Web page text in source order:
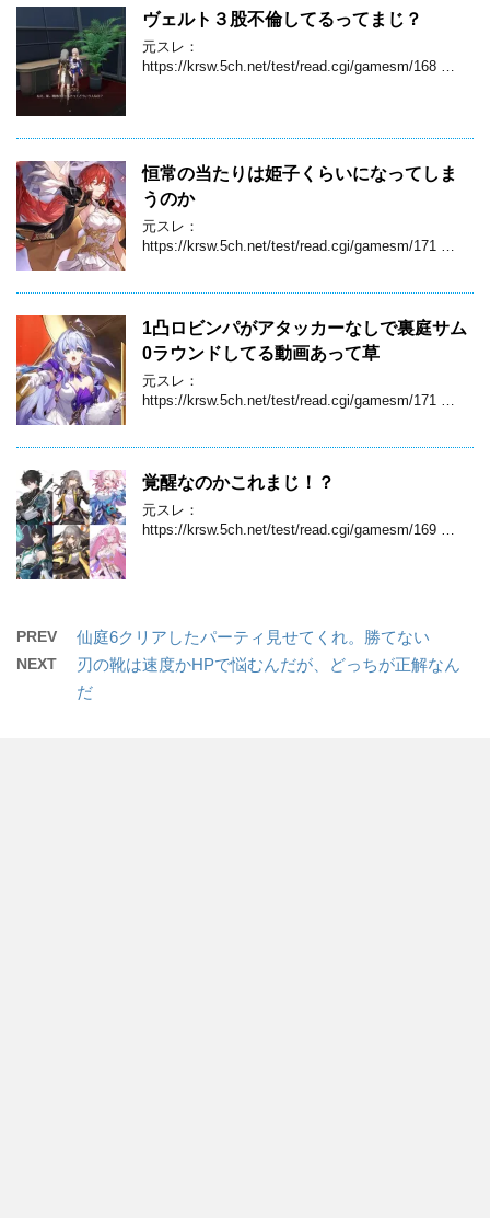
ヴェルト３股不倫してるってまじ？
元スレ：
https://krsw.5ch.net/test/read.cgi/gamesm/168 …
恒常の当たりは姫子くらいになってしま
うのか
元スレ：
https://krsw.5ch.net/test/read.cgi/gamesm/171 …
1凸ロビンパがアタッカーなしで裏庭サム
0ラウンドしてる動画あって草
元スレ：
https://krsw.5ch.net/test/read.cgi/gamesm/171 …
覚醒なのかこれまじ！？
元スレ：
https://krsw.5ch.net/test/read.cgi/gamesm/169 …
PREV 仙庭6クリアしたパーティ見せてくれ。勝てない
NEXT
刃の靴は速度かHPで悩むんだが、どっちが正解なん
だ